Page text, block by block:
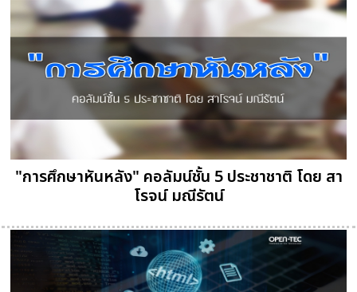
"การศึกษาหันหลัง" คอลัมน์ชั้น 5 ประชาชาติ โดย สา
โรจน์ มณีรัตน์